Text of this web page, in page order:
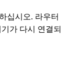
십시오. 라우터
가 다시 연결되